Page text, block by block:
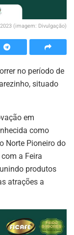
(imagem: Divulgação)
no período de
situado
em
como
Norte Pioneiro do
a Feira
produtos
atrações a